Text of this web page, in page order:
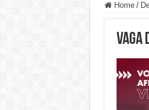
Home /
Vaga